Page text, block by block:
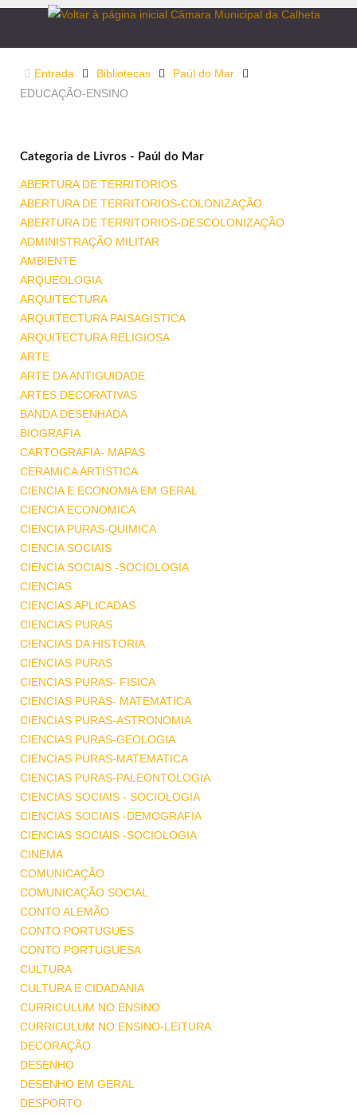
Entrada Bibliotecas
Paúl do Mar
EDUCAÇÃO-ENSINO
Categoria de Livros - Paúl do Mar
ABERTURA DE TERRITORIOS
ABERTURA DE TERRITORIOS-COLONIZAÇÃO
ABERTURA DE TERRITORIOS-DESCOLONIZAÇÃO
ADMINISTRAÇÃO MILITAR
AMBIENTE
ARQUEOLOGIA
ARQUITECTURA
ARQUITECTURA PAISAGISTICA
ARQUITECTURA RELIGIOSA
ARTE
ARTE DA ANTIGUIDADE
ARTES DECORATIVAS
BANDA DESENHADA
BIOGRAFIA
CARTOGRAFIA- MAPAS
CERAMICA ARTISTICA
CIENCIA E ECONOMIA EM GERAL
CIENCIA ECONOMICA
CIENCIA PURAS-QUIMICA
CIENCIA SOCIAIS
CIENCIA SOCIAIS -SOCIOLOGIA
CIENCIAS
CIENCIAS APLICADAS
CIENCIAS PURAS
CIENCIAS DA HISTORIA
CIENCIAS PURAS
CIENCIAS PURAS- FISICA
CIENCIAS PURAS- MATEMATICA
CIENCIAS PURAS-ASTRONOMIA
CIENCIAS PURAS-GEOLOGIA
CIENCIAS PURAS-MATEMATICA
CIENCIAS PURAS-PALEONTOLOGIA
CIENCIAS SOCIAIS - SOCIOLOGIA
CIENCIAS SOCIAIS -DEMOGRAFIA
CIENCIAS SOCIAIS -SOCIOLOGIA
CINEMA
COMUNICAÇÃO
COMUNICAÇÃO SOCIAL
CONTO ALEMÃO
CONTO PORTUGUES
CONTO PORTUGUESA
CULTURA
CULTURA E CIDADANIA
CURRICULUM NO ENSINO
CURRICULUM NO ENSINO-LEITURA
DECORAÇÃO
DESENHO
DESENHO EM GERAL
DESPORTO